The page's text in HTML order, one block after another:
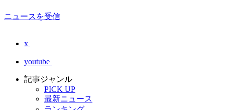
ニュースを受信
x
youtube
記事ジャンル
PICK UP
最新ニュース